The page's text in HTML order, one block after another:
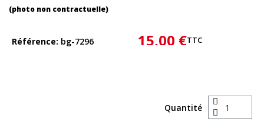
(photo non contractuelle)
Référence bg-7296 15,00 €TTC
Quantité